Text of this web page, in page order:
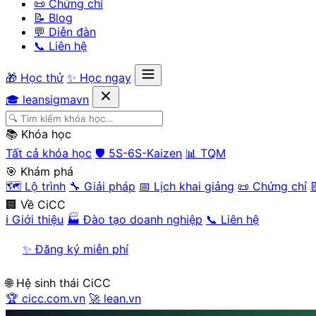
📜 Chứng chỉ
📝 Blog
💬 Diễn đàn
📞 Liên hệ
🎁 Học thử ✨ Học ngay
🎓 leansigmavn
📚 Khóa học
Tất cả khóa học 🛡️ 5S-6S-Kaizen 📊 TQM
🎯 Khám phá
🗺️ Lộ trình 🔧 Giải pháp 📅 Lịch khai giảng 📜 Chứng chỉ
🏢 Về CiCC
ℹ️ Giới thiệu 🏭 Đào tạo doanh nghiệp 📞 Liên hệ
✨ Đăng ký miễn phí
🌐 Hệ sinh thái CiCC
🏆 cicc.com.vn 🚀 lean.vn